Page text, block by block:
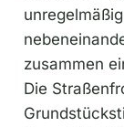
zusammen
Die